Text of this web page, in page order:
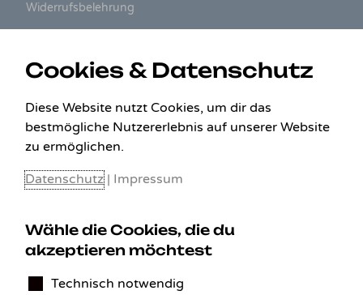
Widerrufsbelehrung
KONTAKT
Cookies & Datenschutz
Diese Website nutzt Cookies, um dir das
bestmögliche Nutzererlebnis auf unserer Website
zu ermöglichen.
Datenschutz | Impressum
Wähle die Cookies, die du
akzeptieren möchtest
Technisch notwendig